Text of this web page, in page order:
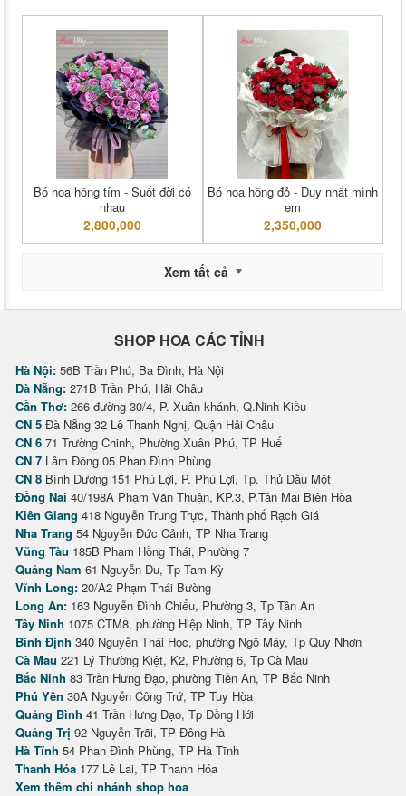
Bó hoa hồng tím - Suốt đời có
nhau
2,800,000
Bó hoa hồng đỏ - Duy nhất mình
em
2,350,000
Xem tất cả
SHOP HOA CÁC TỈNH
Hà Nội: 56B Trần Phú, Ba Đình, Hà Nội
Đà Nẵng: 271B Trần Phú, Hải Châu
Cần Thơ: 266 đường 30/4, P. Xuân khánh, Q.Ninh Kiều
CN 5 Đà Nẵng 32 Lê Thanh Nghị, Quận Hải Châu
CN 6 71 Trường Chinh, Phường Xuân Phú, TP Huế
CN 7 Lâm Đồng 05 Phan Đình Phùng
CN 8 Bình Dương 151 Phú Lợi, P. Phú Lợi, Tp. Thủ Dầu Một
Đồng Nai 40/198A Phạm Văn Thuận, KP.3, P.Tân Mai Biên Hòa
Kiên Giang 418 Nguyễn Trung Trực, Thành phố Rạch Giá
Nha Trang 54 Nguyễn Đức Cảnh, TP Nha Trang
Vũng Tàu 185B Phạm Hồng Thái, Phường 7
Quảng Nam 61 Nguyễn Du, Tp Tam Kỳ
Vĩnh Long: 20/A2 Phạm Thái Bường
Long An: 163 Nguyễn Đình Chiểu, Phường 3, Tp Tân An
Tây Ninh 1075 CTM8, phường Hiệp Ninh, TP Tây Ninh
Bình Định 340 Nguyễn Thái Học, phường Ngô Mây, Tp Quy Nhơn
Cà Mau 221 Lý Thường Kiệt, K2, Phường 6, Tp Cà Mau
Bắc Ninh 83 Trần Hưng Đạo, phường Tiền An, TP Bắc Ninh
Phú Yên 30A Nguyễn Công Trứ, TP Tuy Hòa
Quảng Bình 41 Trần Hưng Đạo, Tp Đồng Hới
Quảng Trị 92 Nguyễn Trãi, TP Đông Hà
Hà Tĩnh 54 Phan Đình Phùng, TP Hà Tĩnh
Thanh Hóa 177 Lê Lai, TP Thanh Hóa
Xem thêm chi nhánh shop hoa